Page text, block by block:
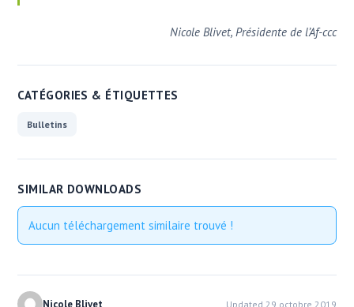
Nicole Blivet, Présidente de l’Af-ccc
CATÉGORIES & ÉTIQUETTES
Bulletins
SIMILAR DOWNLOADS
Aucun téléchargement similaire trouvé !
Nicole Blivet Updated 29 octobre 2019